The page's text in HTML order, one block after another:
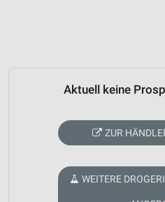
Aktuell keine
ZUR
WEITERE